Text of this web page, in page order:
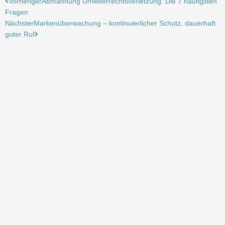
Fragen
NächsterMarkenüberwachung – kontinuierlicher Schutz, dauerhaft
guter Ruf